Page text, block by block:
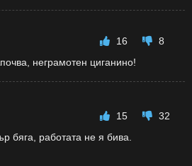
16
8
неграмотен циганино!
15
32
бяга, работата не я бива.